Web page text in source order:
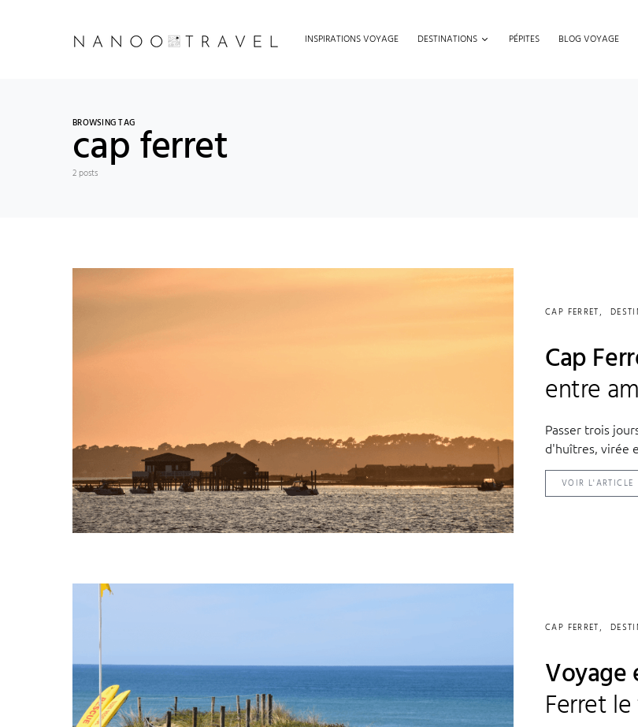
INSPIRATIONS VOYAGE DESTINATIONS PÉPITES BLOG VOYAGE
BROWSING TAG
cap ferret
2 posts
CAP FERRET
Cap
entre
Passer trois
d'huîtres, virée
VOIR L'ARTICLE
CAP FERRET
Voyage
Ferret